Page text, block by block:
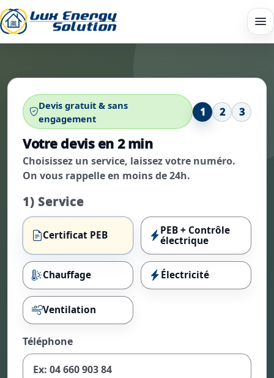
Devis gratuit & sans
engagement
1 2 3
Votre devis en 2 min
Choisissez un service, laissez votre numéro.
On vous rappelle en moins de 24h.
1) Service
Certificat PEB
PEB + Contrôle
électrique
Chauffage Électricité
Ventilation
Téléphone